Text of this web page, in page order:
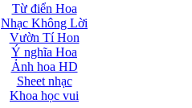
Từ điển Hoa
Nhạc Không Lời
Vườn Tí Hon
Ý nghĩa Hoa
Ảnh hoa HD
Sheet nhạc
Khoa học vui